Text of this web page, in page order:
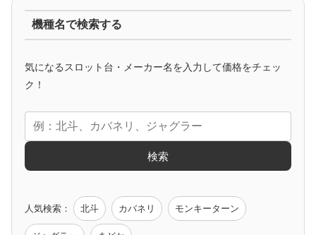
マイジャグ ファンキー アイム ゴージャグ ハッピー
アニメタイアップ
エヴァ コードギアス 化物語 炎炎ノ消防隊
モンハン バイオ ペルソナ
機種名で検索する
気になるスロット台・メーカー名を入力して価格をチェッ
ク！
検索
人気検索： 北斗 カバネリ モンキーターン